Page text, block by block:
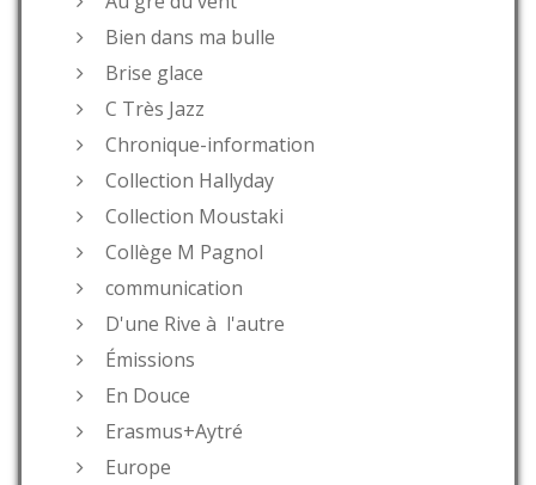
Bien dans ma bulle
Brise glace
C Très Jazz
Chronique-information
Collection Hallyday
Collection Moustaki
Collège M Pagnol
communication
D'une Rive à l'autre
Émissions
En Douce
Erasmus+Aytré
Europe